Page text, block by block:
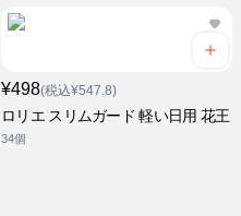
¥498(税込¥547.8)
ロリエ スリムガード 軽い日用 花王
34個